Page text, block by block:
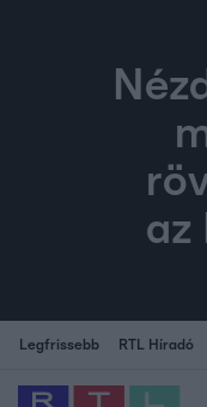
az
Legfrissebb RTL Híradó